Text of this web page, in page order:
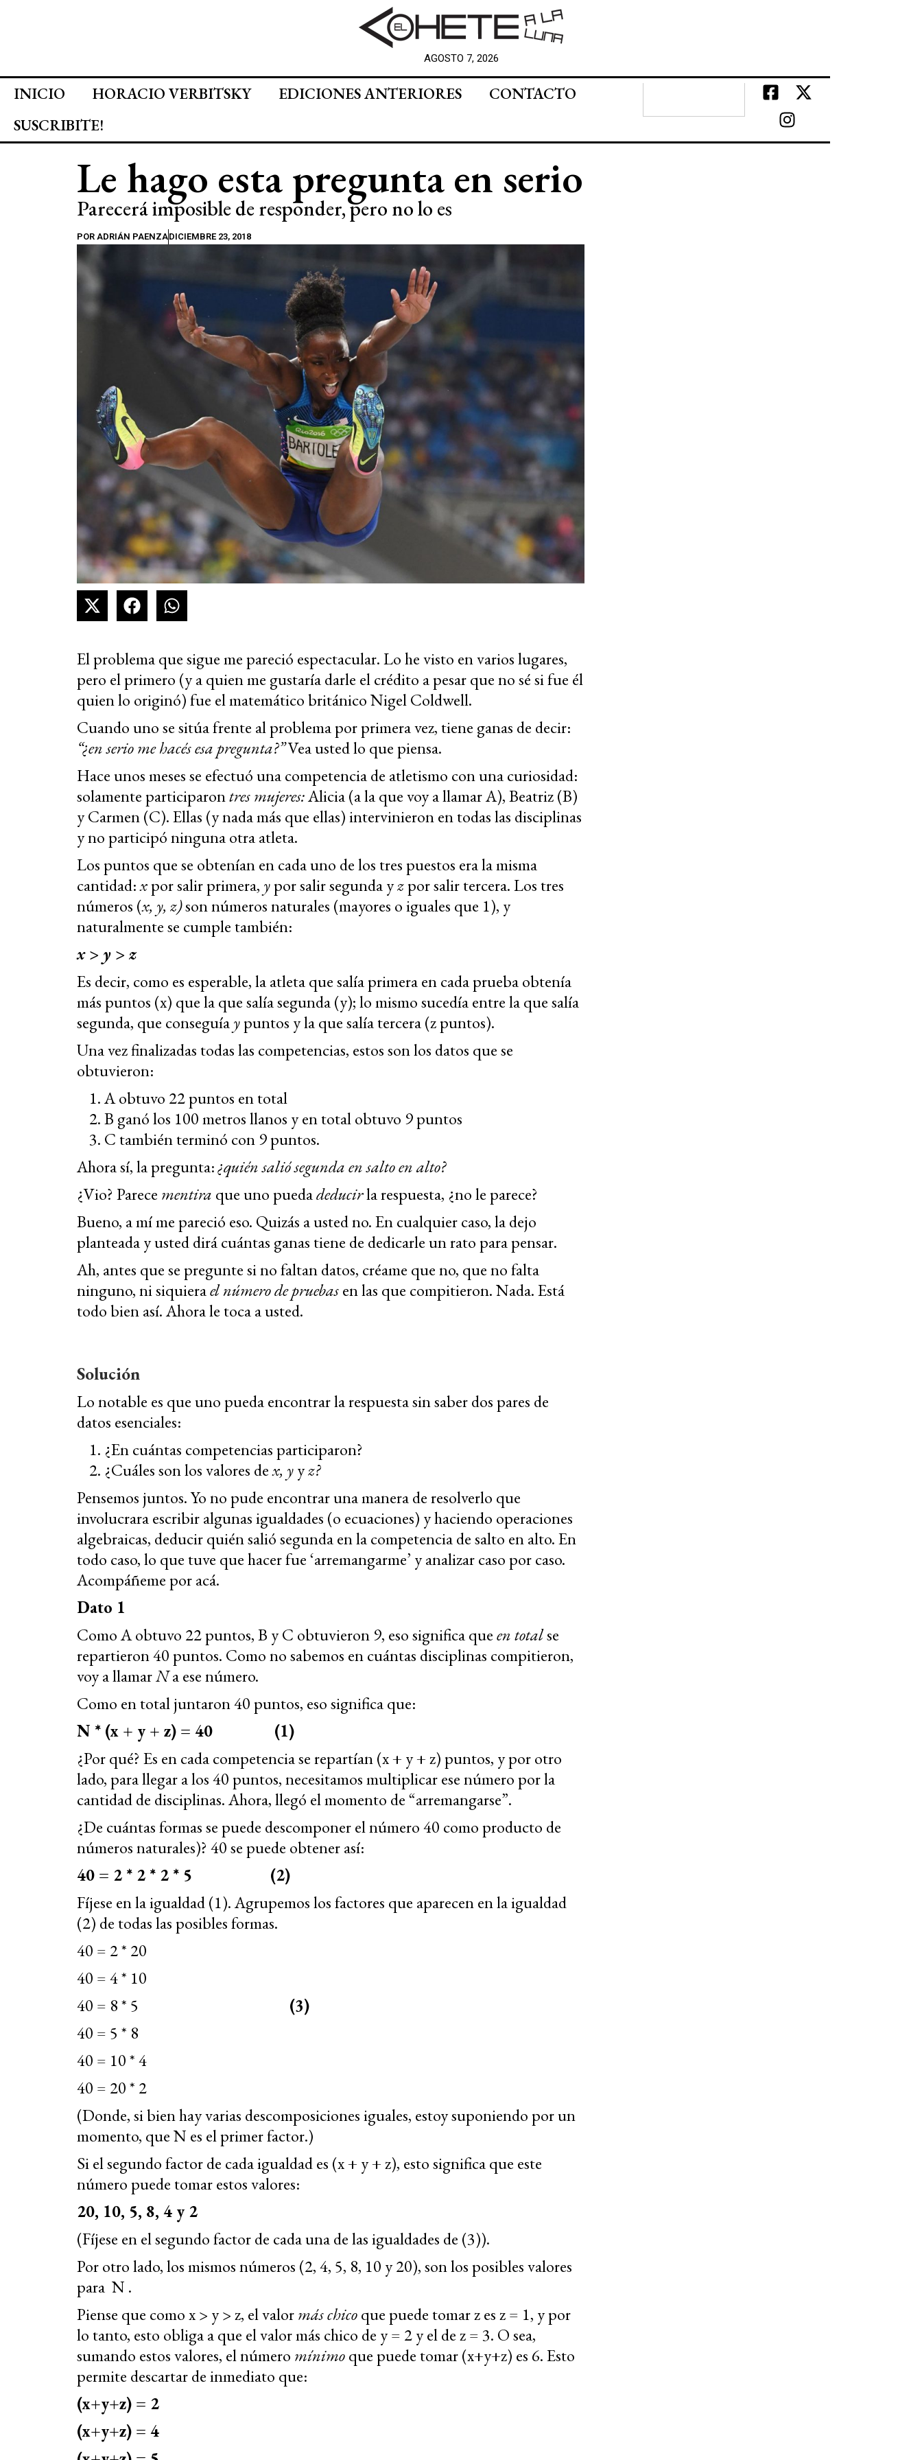
AGOSTO 7, 2026
INICIO HORACIO VERBITSKY EDICIONES ANTERIORES
CONTACTO
SUSCRIBITE!
Le hago esta pregunta en serio
Parecerá imposible de responder, pero no lo es
POR ADRIÁN PAENZADICIEMBRE 23, 2018
El problema que sigue me pareció espectacular. Lo he visto en varios lugares,
pero el primero (y a quien me gustaría darle el crédito a pesar que no sé si fue él
quien lo originó) fue el matemático británico Nigel Coldwell.
Cuando uno se sitúa frente al problema por primera vez, tiene ganas de decir:
“¿en serio me hacés esa pregunta?”Vea usted lo que piensa.
Hace unos meses se efectuó una competencia de atletismo con una curiosidad:
solamente participarontres mujeres:Alicia (a la que voy a llamar A), Beatriz (B)
y Carmen (C). Ellas (y nada más que ellas) intervinieron en todas las disciplinas
y no participó ninguna otra atleta.
Los puntos que se obtenían en cada uno de los tres puestos era la misma
cantidad:xpor salir primera, ypor salir segunda yzpor salir tercera. Los tres
números (x, y, z)son números naturales (mayores o iguales que 1), y
naturalmente se cumple también:
x > y > z
Es decir, como es esperable, la atleta que salía primera en cada prueba obtenía
más puntos (x) que la que salía segunda (y); lo mismo sucedía entre la que salía
segunda, que conseguíaypuntos y la que salía tercera (z puntos).
Una vez finalizadas todas las competencias, estos son los datos que se
obtuvieron:
A obtuvo 22 puntos en total
B ganó los 100 metros llanos y en total obtuvo 9 puntos
C también terminó con 9 puntos.
Ahora sí, la pregunta:¿quién salió segunda en salto en alto?
¿Vio? Parece mentira que uno puedadeducirla respuesta, ¿no le parece?
Bueno, a mí me pareció eso. Quizás a usted no. En cualquier caso, la dejo
planteada y usted dirá cuántas ganas tiene de dedicarle un rato para pensar.
Ah, antes que se pregunte si no faltan datos, créame que no, que no falta
ninguno, ni siquierael número de pruebasen las que compitieron. Nada. Está
todo bien así. Ahora le toca a usted.
Solución
Lo notable es que uno pueda encontrar la respuesta sin saber dos pares de
datos esenciales:
¿En cuántas competencias participaron?
¿Cuáles son los valores dex, yyz?
Pensemos juntos. Yo no pude encontrar una manera de resolverlo que
involucrara escribir algunas igualdades (o ecuaciones) y haciendo operaciones
algebraicas, deducir quién salió segunda en la competencia de salto en alto. En
todo caso, lo que tuve que hacer fue ‘arremangarme’ y analizar caso por caso.
Acompáñeme por acá.
Dato 1
Como A obtuvo 22 puntos, B y C obtuvieron 9, eso significa queen totalse
repartieron 40 puntos. Como no sabemos en cuántas disciplinas compitieron,
voy a llamarNa ese número.
Como en total juntaron 40 puntos, eso significa que:
N * (x + y + z) = 40 (1)
¿Por qué? Es en cada competencia se repartían (x + y + z) puntos, y por otro
lado, para llegar a los 40 puntos, necesitamos multiplicar ese número por la
cantidad de disciplinas. Ahora, llegó el momento de “arremangarse”.
¿De cuántas formas se puede descomponer el número 40 como producto de
números naturales)? 40 se puede obtener así:
40 = 2 * 2 * 2 * 5 (2)
Fíjese en la igualdad (1). Agrupemos los factores que aparecen en la igualdad
(2) de todas las posibles formas.
40 = 2 * 20
40 = 4 * 10
40 = 8 * 5 (3)
40 = 5 * 8
40 = 10 * 4
40 = 20 * 2
(Donde, si bien hay varias descomposiciones iguales, estoy suponiendo por un
momento, que N es el primer factor.)
Si el segundo factor de cada igualdad es (x + y + z), esto significa que este
número puede tomar estos valores:
20, 10, 5, 8, 4 y 2
(Fíjese en el segundo factor de cada una de las igualdades de (3)).
Por otro lado, los mismos números (2, 4, 5, 8, 10 y 20), son los posibles valores
para N .
Piense que como x > y > z, el valormás chicoque puede tomar z es z = 1, y por
lo tanto, esto obliga a que el valor más chico de y = 2 y el de z = 3. O sea,
sumando estos valores, el número mínimoque puede tomar (x+y+z) es 6. Esto
permite descartar de inmediato que:
(x+y+z) = 2
(x+y+z) = 4